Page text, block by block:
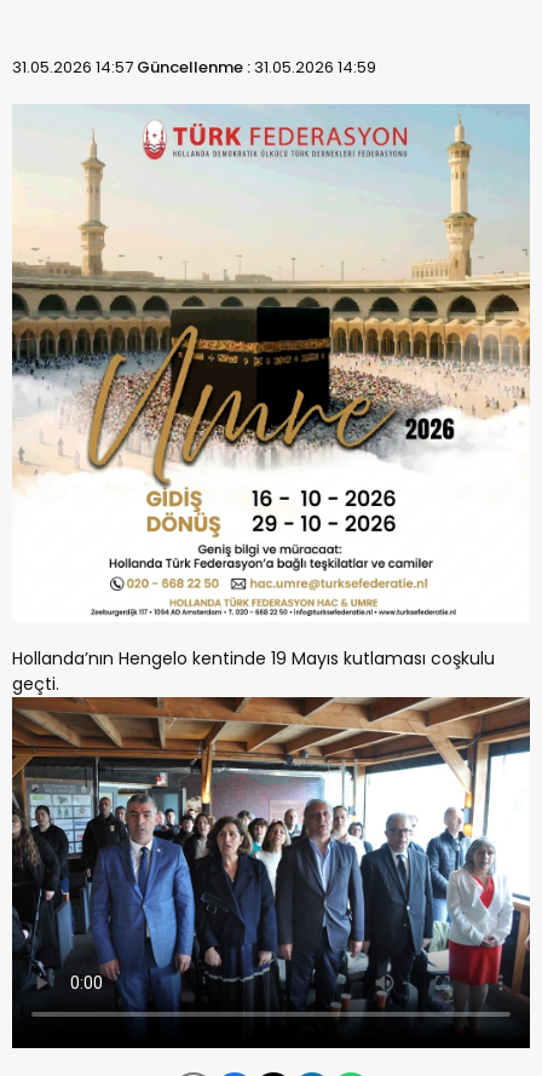
31.05.2026 14:57 Güncellenme :31.05.2026 14:59
Hollanda’nın Hengelo kentinde 19 Mayıs kutlaması coşkulu
geçti.